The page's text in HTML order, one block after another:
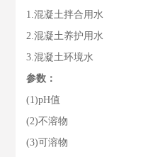
1.混凝土拌合用水
2.混凝土养护用水
3.混凝土环境水
参数：
(1)pH值
(2)不溶物
(3)可溶物